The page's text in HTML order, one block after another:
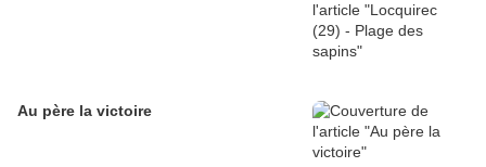
Au père la victoire